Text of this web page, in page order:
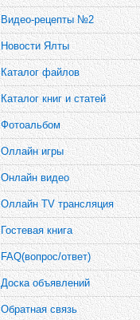
Видео-рецепты №2
Новости Ялты
Каталог файлов
Каталог книг и статей
Фотоальбом
Оллайн игры
Онлайн видео
Оллайн TV трансляция
Гостевая книга
FAQ(вопрос/ответ)
Доска объявлений
Обратная связь